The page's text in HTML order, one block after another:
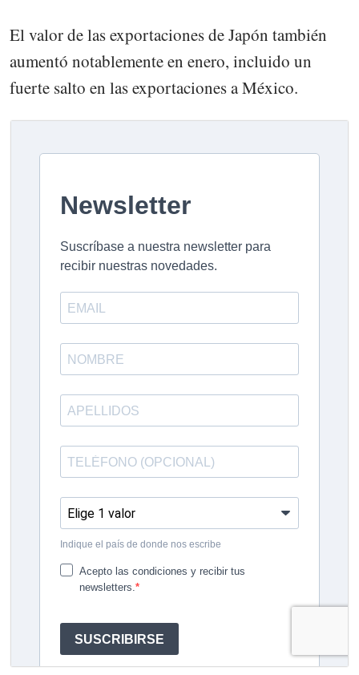
El valor de las exportaciones de Japón también
aumentó notablemente en enero, incluido un
fuerte salto en las exportaciones a México.